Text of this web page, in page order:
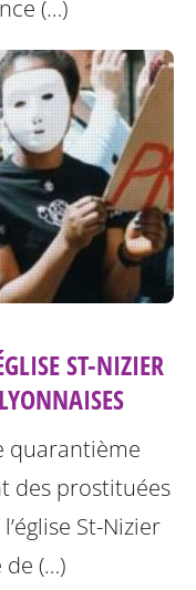
(…)
ST-NIZIER
quarantième
des prostituées
St-Nizier
(…)